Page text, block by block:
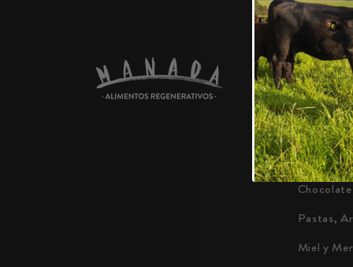
Carnes
Platos
Jugos,
Harina y
Pastas,
Miel y